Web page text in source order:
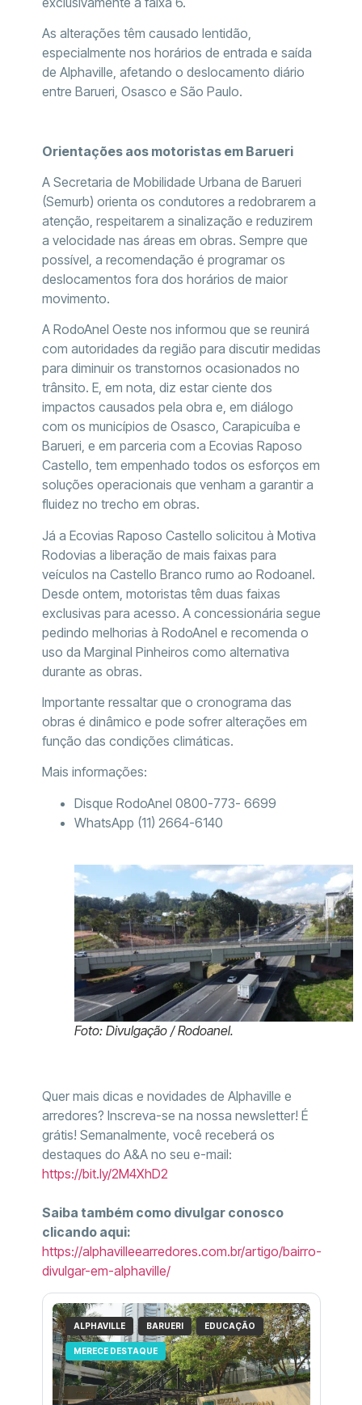
As alterações têm causado lentidão,
especialmente nos horários de entrada e saída
de Alphaville, afetando o deslocamento diário
entre Barueri, Osasco e São Paulo.
Orientações aos motoristas em Barueri
A Secretaria de Mobilidade Urbana de Barueri
(Semurb) orienta os condutores a redobrarem a
atenção, respeitarem a sinalização e reduzirem
a velocidade nas áreas em obras. Sempre que
possível, a recomendação é programar os
deslocamentos fora dos horários de maior
movimento.
A RodoAnel Oeste nos informou que se reunirá
com autoridades da região para discutir medidas
para diminuir os transtornos ocasionados no
trânsito. E, em nota, diz estar ciente dos
impactos causados pela obra e, em diálogo
com os municípios de Osasco, Carapicuíba e
Barueri, e em parceria com a Ecovias Raposo
Castello, tem empenhado todos os esforços em
soluções operacionais que venham a garantir a
fluidez no trecho em obras.
Já a Ecovias Raposo Castello solicitou à Motiva
Rodovias a liberação de mais faixas para
veículos na Castello Branco rumo ao Rodoanel.
Desde ontem, motoristas têm duas faixas
exclusivas para acesso. A concessionária segue
pedindo melhorias à RodoAnel e recomenda o
uso da Marginal Pinheiros como alternativa
durante as obras.
Importante ressaltar que o cronograma das
obras é dinâmico e pode sofrer alterações em
função das condições climáticas.
Mais informações:
Disque RodoAnel 0800-773- 6699
WhatsApp (11) 2664-6140
Foto: Divulgação / Rodoanel.
Quer mais dicas e novidades de Alphaville e
arredores? Inscreva-se na nossa newsletter! É
grátis! Semanalmente, você receberá os
destaques do A&A no seu e-mail:
https://bit.ly/2M4XhD2
Saiba também como divulgar conosco
clicando aqui:
https://alphavilleearredores.com.br/artigo/bairro-
divulgar-em-alphaville/
ALPHAVILLE BARUERI EDUCAÇÃO
MERECE DESTAQUE